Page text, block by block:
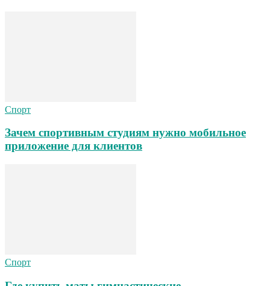
Спорт
Зачем спортивным студиям нужно мобильное
приложение для клиентов
Спорт